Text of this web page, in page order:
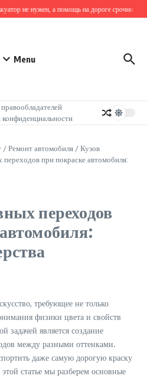
не нужен, а помощь на дороге срочно
Menu
/Ремонт автомобиля /Кузов
при покраске автомобиля:
переходов
требующее не только
физики цвета и свойств
задачей является создание
между разными оттенками.
даже самую дорогую краску
статье мы разберем основные